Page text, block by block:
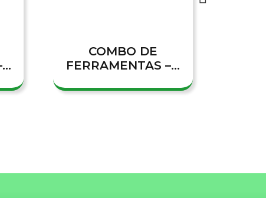
COMBO DE
FERRAMENTAS –...